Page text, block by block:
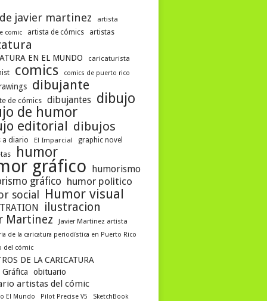
javier martinez
artista
comic
artista de cómics artistas
EN EL MUNDO caricaturista
comics comics de puerto rico
dibujante
de cómics dibujantes dibujo
de humor
editorial dibujos
a diario El Imparcial graphic novel
humor
gráfico humorismo
gráfico humor politico
social Humor visual
ilustracion
Martinez
Javier Martinez artista
de la caricatura periodística en Puerto Rico
del cómic
DE LA CARICATURA
obituario
artistas del cómic
El Mundo Pilot Precise V5 SketchBook